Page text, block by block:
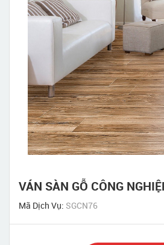
VÁN SÀN GỖ CÔNG
Mã Dịch Vụ: SGCN76